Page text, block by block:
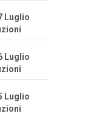
Luglio
Luglio
Luglio